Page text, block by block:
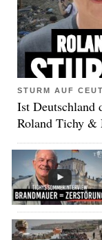
STURM AUF
Ist Deutschland
Roland Tichy &